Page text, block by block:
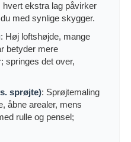
ekstra lag påvirker
med synlige skygger.
: Høj loftshøjde, mange
betyder mere
springes det over,
sprøjte): Sprøjtemaling
åbne arealer, mens
rulle og pensel;